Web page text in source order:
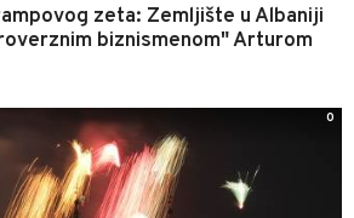
zeta: Zemljište u Albaniji
biznismenom" Arturom
0